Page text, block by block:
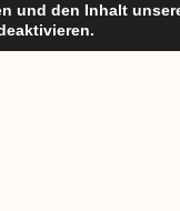
und den Inhalt